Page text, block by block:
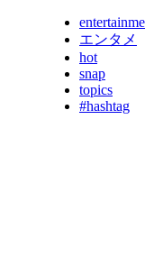
エンタメ
hot
snap
topics
#hashtag